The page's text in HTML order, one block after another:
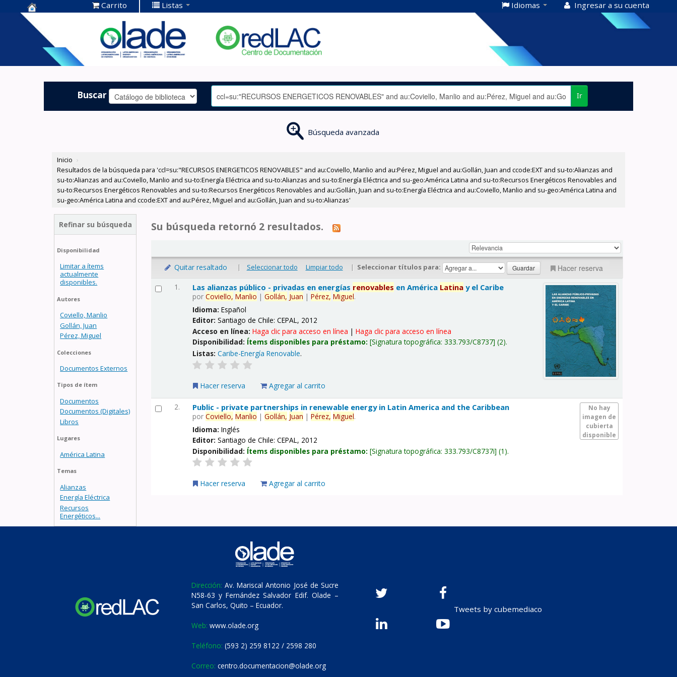
Centro de
Documentación
OLADE -
Carrito Listas Idiomas Ingresar a su cuenta
Buscar Ir
Búsqueda avanzada
Inicio ›
Resultados de la búsqueda para 'ccl=su:"RECURSOS ENERGETICOS RENOVABLES" and au:Coviello, Manlio and au:Pérez, Miguel and au:Gollán, Juan and ccode:EXT and su-to:Alianzas and
su-to:Alianzas and au:Coviello, Manlio and su-to:Energía Eléctrica and su-to:Alianzas and su-to:Energía Eléctrica and su-geo:América Latina and su-to:Recursos Energéticos Renovables and
su-to:Recursos Energéticos Renovables and su-to:Recursos Energéticos Renovables and au:Gollán, Juan and su-to:Energía Eléctrica and au:Coviello, Manlio and su-geo:América Latina and
su-geo:América Latina and ccode:EXT and au:Pérez, Miguel and au:Gollán, Juan and su-to:Alianzas'
Refinar su búsqueda
Disponibilidad
Limitar a ítems
actualmente
disponibles.
Autores
Coviello, Manlio
Gollán, Juan
Pérez, Miguel
Colecciones
Documentos Externos
Tipos de ítem
Documentos
Documentos (Digitales)
Libros
Lugares
América Latina
Temas
Alianzas
Energía Eléctrica
Recursos
Energéticos...
Su búsqueda retornó 2 resultados.
Quitar resaltado | Seleccionar todo Limpiar todo | Seleccionar títulos para: Hacer reserva
1. Las alianzas público - privadas en energías renovables en América Latina y el Caribe
porCoviello, Manlio |Gollán, Juan |Pérez, Miguel.
Idioma:Español
Editor:Santiago de Chile: CEPAL, 2012
Acceso en línea:Haga clic para acceso en línea |Haga clic para acceso en línea
Disponibilidad: Ítems disponibles para préstamo: Signatura topográfica:333.793/C8737 (2).
Listas: Caribe-Energía Renovable.
Hacer reserva Agregar al carrito
2.
No hay
imagen de
cubierta
disponible
Public - private partnerships in renewable energy in Latin America and the Caribbean
porCoviello, Manlio |Gollán, Juan |Pérez, Miguel.
Idioma:Inglés
Editor:Santiago de Chile: CEPAL, 2012
Disponibilidad: Ítems disponibles para préstamo: Signatura topográfica:333.793/C8737i (1).
Hacer reserva Agregar al carrito
Dirección: Av. Mariscal Antonio José de Sucre
N58-63 y Fernández Salvador Edif. Olade –
San Carlos, Quito – Ecuador.
Web: www.olade.org
Teléfono: (593 2) 259 8122 / 2598 280
Correo: centro.documentacion@olade.org
Tweets by cubemediaco